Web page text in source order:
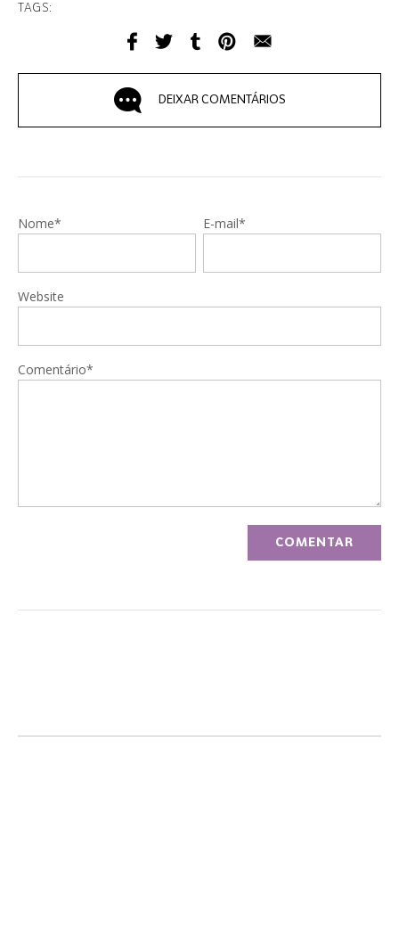
TAGS:
DEIXAR COMENTÁRIOS
Nome* E-mail*
Website
Comentário*